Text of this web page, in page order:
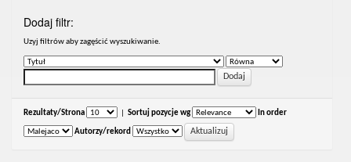
Dodaj filtr:
Uzyj filtrów aby zagęścić wyszukiwanie.
Rezultaty/Strona Sortuj pozycje wg In order
Autorzy/rekord